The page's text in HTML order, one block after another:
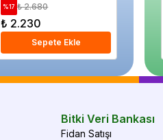
%17 ₺ 2.680
₺ 2.230
Sepete Ekle
Bitki Veri Bankası
Fidan Satışı